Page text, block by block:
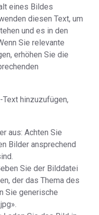
eines Bildes
diesen Text, um
und es in den
Sie relevante
erhöhen Sie die
hinzuzufügen,
aus: Achten Sie
Bilder ansprechend
Sie der Bilddatei
der das Thema des
Sie generische